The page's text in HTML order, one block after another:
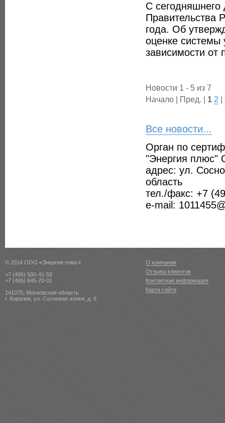
С сегодняшнего
Правительства
года. Об
оценке системы
зависимости от
Новости 1 - 5 из 7
Начало | Пред. | 1 2
Все новости...
Орган по
"Энергия плюс"
адрес: ул.
область
тел./факс: +7
e-mail:
© 2014 ООО «Энергия плюс»
+7 (495) 500-41-50
+7 (495) 645-70-01
141075, Московская область
г. Королев, ул. Сосновая аллея, д. 6
О компании
Отзывы клиентов
Контактная информация
Карта сайта